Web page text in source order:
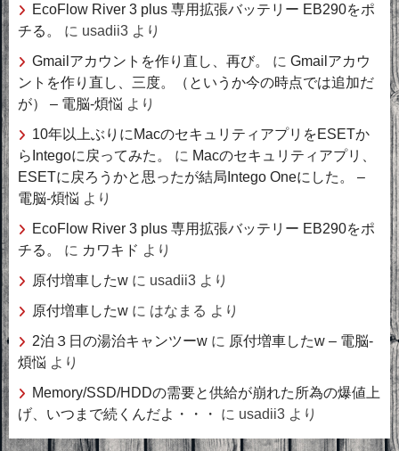
EcoFlow River 3 plus 専用拡張バッテリー EB290をポ
チる。
に usadii3 より
Gmailアカウントを作り直し、再び。
に Gmailアカウ
ントを作り直し、三度。（というか今の時点では追加だ
が） – 電脳-煩悩 より
10年以上ぶりにMacのセキュリティアプリをESETか
らIntegoに戻ってみた。
に Macのセキュリティアプリ、
ESETに戻ろうかと思ったが結局Intego Oneにした。 –
電脳-煩悩 より
EcoFlow River 3 plus 専用拡張バッテリー EB290をポ
チる。
に カワキド より
原付増車したw に usadii3 より
原付増車したw に はなまる より
2泊３日の湯治キャンツーw に 原付増車したw – 電脳-
煩悩 より
Memory/SSD/HDDの需要と供給が崩れた所為の爆値上
げ、いつまで続くんだよ・・・
に usadii3 より